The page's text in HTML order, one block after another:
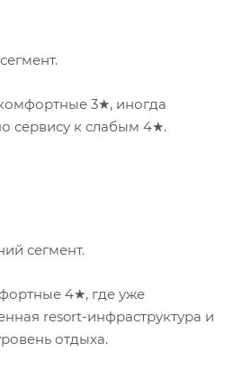
3★, иногда
сервису к слабым 4★.
сегмент.
4★, где уже
resort-инфраструктура и
отдыха.